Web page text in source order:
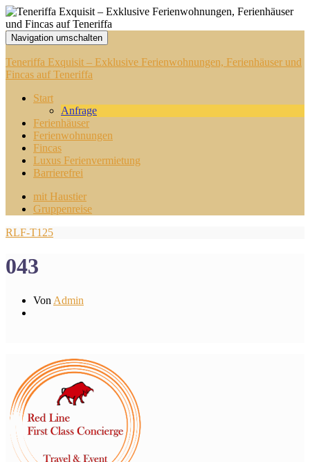
Navigation umschalten
Teneriffa Exquisit – Exklusive Ferienwohnungen, Ferienhäuser und
Fincas auf Teneriffa
Start
Anfrage
Ferienhäuser
Ferienwohnungen
Fincas
Luxus Ferienvermietung
Barrierefrei
mit Haustier
Gruppenreise
RLF-T125
043
Von Admin